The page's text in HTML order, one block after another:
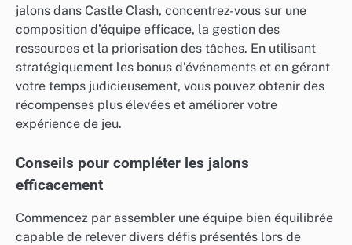
jalons dans Castle Clash, concentrez-vous sur une
composition d’équipe efficace, la gestion des
ressources et la priorisation des tâches. En utilisant
stratégiquement les bonus d’événements et en gérant
votre temps judicieusement, vous pouvez obtenir des
récompenses plus élevées et améliorer votre
expérience de jeu.
Conseils pour compléter les jalons
efficacement
Commencez par assembler une équipe bien équilibrée
capable de relever divers défis présentés lors de